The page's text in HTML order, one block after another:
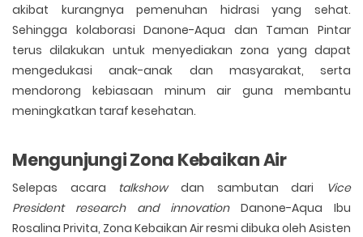
akibat kurangnya pemenuhan hidrasi yang sehat.
Sehingga kolaborasi Danone-Aqua dan Taman Pintar
terus dilakukan untuk menyediakan zona yang dapat
mengedukasi anak-anak dan masyarakat, serta
mendorong kebiasaan minum air guna membantu
meningkatkan taraf kesehatan.
Mengunjungi Zona Kebaikan Air
Selepas acara talkshowdan sambutan dari Vice
President
research and innovationDanone-Aqua Ibu
Rosalina Privita, Zona Kebaikan Air resmi dibuka oleh Asisten